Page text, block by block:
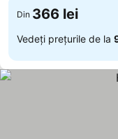
Din 366 lei
Vedeți prețurile de la